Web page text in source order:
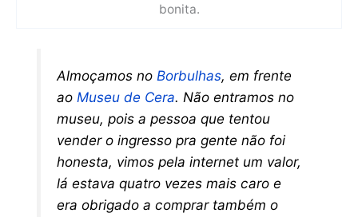
bonita.
Almoçamos no Borbulhas, em frente
ao Museu de Cera. Não entramos no
museu, pois a pessoa que tentou
vender o ingresso pra gente não foi
honesta, vimos pela internet um valor,
lá estava quatro vezes mais caro e
era obrigado a comprar também o